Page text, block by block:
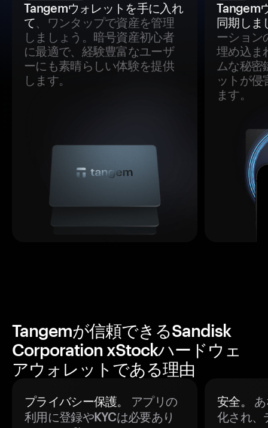
Tangemウォレットを手に入れ
て、ワンタップで資産を管理
しましょう。暗号資産初心者
に最適で、経験豊富なユーザ
ーにも素晴らしい体験を提供
します。
Tangem
同期しま
ーション
埋め込ま
ムな秘密
ットが侵
ます。
Tangemが信頼できるSandisk
Corporation xStockハードウェ
アウォレットである理由
プライバシー保護。
アプリの
利用に登録やKYCは必要あり
安全。
化され、